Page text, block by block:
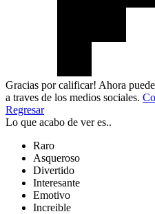
Gracias por calificar! Ahora
a traves de los medios sociales.
Regresar
Lo que acabo de ver es..
Raro
Asqueroso
Divertido
Interesante
Emotivo
Increible